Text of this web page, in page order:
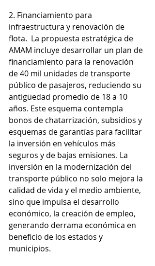
2. Financiamiento para
infraestructura y renovación de
flota.  La propuesta estratégica de
AMAM incluye desarrollar un plan de
financiamiento para la renovación
de 40 mil unidades de transporte
público de pasajeros, reduciendo su
antigüedad promedio de 18 a 10
años. Este esquema contempla
bonos de chatarrización, subsidios y
esquemas de garantías para facilitar
la inversión en vehículos más
seguros y de bajas emisiones. La
inversión en la modernización del
transporte público no solo mejora la
calidad de vida y el medio ambiente,
sino que impulsa el desarrollo
económico, la creación de empleo,
generando derrama económica en
beneficio de los estados y
municipios.